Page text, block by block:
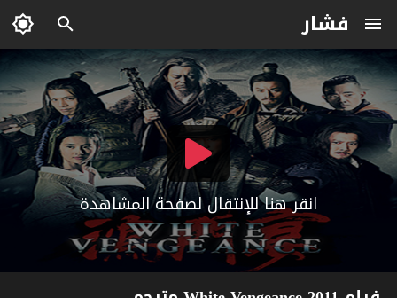
فشار
انقر هنا للإنتقال لصفحة المشاهدة